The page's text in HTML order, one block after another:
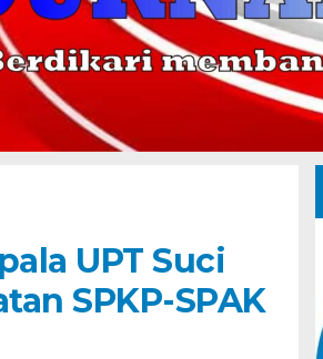
UPT Suci
SPKP-SPAK